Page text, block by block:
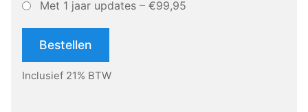
Met 1 jaar updates – €99,95
Bestellen
Inclusief 21% BTW